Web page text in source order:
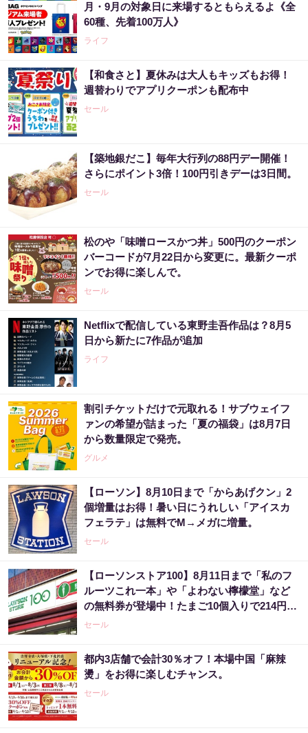
月・9月の対象日に来場するともらえるよ《全
60種、先着100万人》
ライフ
【和食さと】夏休みは大人もキッズもお得！
週替わりでアプリクーポンも配布中
セール
【築地銀だこ】毎年大行列の88円デー開催！
さらにポイント3倍！100円引きデーは3日間。
セール
松のや「味噌ロースかつ丼」500円のクーポン
バーコードが7月22日から変更に。最新クーポ
ンでお得に楽しんで。
セール
Netflixで配信している東野圭吾作品は？8月5
日から新たに7作品が追加
ライフ
割引チケットだけで元取れる！サブウェイフ
ァンの希望が詰まった「夏の福袋」は8月7日
から数量限定で発売。
グルメ
【ローソン】8月10日まで「からあげクン」2
個増量はお得！暑い日にうれしい「アイスカ
フェラテ」は無料でM→メガに増量。
セール
【ローソンストア100】8月11日まで「私のフ
ルーツこれ一本」や「よわない檸檬堂」など
の無料券が登場中！たまご10個入りで214円な
どのお得企画も見逃せない。
セール
都内3店舗で会計30％オフ！本場中国「麻辣
燙」をお得に楽しむチャンス。
セール